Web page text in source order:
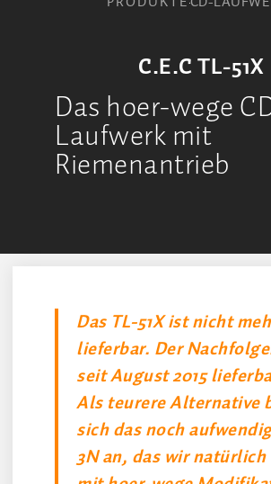
C.E.C TL-51X
Das hoer-wege
Laufwerk mit
Riemenantrieb
Das TL-51X ist nicht
lieferbar. Der
seit August 2015
Als teurere Alternative
sich das noch
3N an, das wir